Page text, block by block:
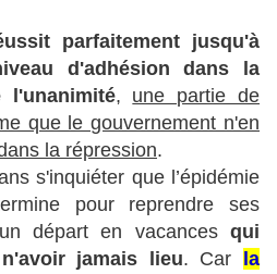
parfaitement jusqu'à
d'adhésion dans la
l'unanimité, une partie de
que le gouvernement n'en
la répression.
s'inquiéter que l’épidémie
pour reprendre ses
départ en vacances qui
jamais lieu. Car
la